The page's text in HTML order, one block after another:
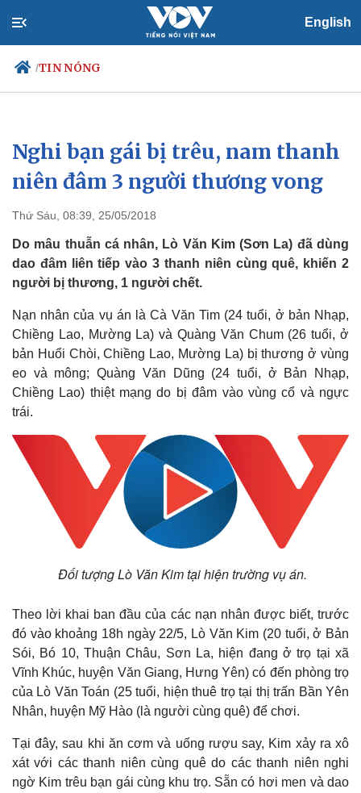
English
/TIN NÓNG
Chính trị
Đảng
Tổ chức nhân sự
Nhận diện sự thật
Xã hội
Tin 24h
Dự báo thời tiết
Việc làm
Biển đảo
Nghi bạn gái bị trêu, nam thanh
niên đâm 3 người thương vong
Thứ Sáu, 08:39, 25/05/2018
Do mâu thuẫn cá nhân, Lò Văn Kim (Sơn La) đã dùng
dao đâm liên tiếp vào 3 thanh niên cùng quê, khiến 2
người bị thương, 1 người chết.
Nạn nhân của vụ án là Cà Văn Tim (24 tuổi, ở bản Nhạp,
Chiềng Lao, Mường La) và Quàng Văn Chum (26 tuổi, ở
bản Huổi Chòi, Chiềng Lao, Mường La) bị thương ở vùng
eo và mông; Quàng Văn Dũng (24 tuổi, ở Bản Nhạp,
Chiềng Lao) thiệt mạng do bị đâm vào vùng cổ và ngực
trái.
Đối tượng Lò Văn Kim tại hiện trường vụ án.
Theo lời khai ban đầu của các nạn nhân được biết, trước
đó vào khoảng 18h ngày 22/5, Lò Văn Kim (20 tuổi, ở Bản
Sói, Bó 10, Thuận Châu, Sơn La, hiện đang ở trọ tại xã
Vĩnh Khúc, huyện Văn Giang, Hưng Yên) có đến phòng trọ
của Lò Văn Toán (25 tuổi, hiện thuê trọ tại thị trấn Bần Yên
Nhân, huyện Mỹ Hào (là người cùng quê) để chơi.
Tại đây, sau khi ăn cơm và uống rượu say, Kim xảy ra xô
xát với các thanh niên cùng quê do các thanh niên nghi
ngờ Kim trêu bạn gái cùng khu trọ. Sẵn có hơi men và dao